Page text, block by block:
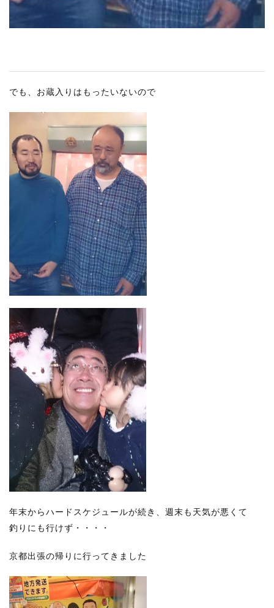
でも、お蔵入りはもったいないので
年末からハードスケジュールが続き、週末も天気が悪くて
釣りにも行けず・・・・
京都出張の帰りに行ってきました